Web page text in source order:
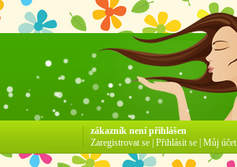
zákazník není přihlášen
Zaregistrovat se Přihlásit se Můj účet